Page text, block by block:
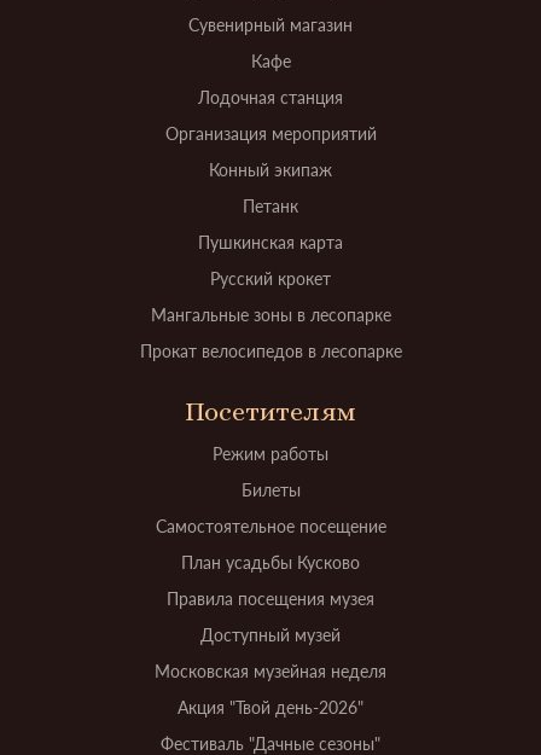
Сувенирный магазин
Кафе
Лодочная станция
Организация мероприятий
Конный экипаж
Петанк
Пушкинская карта
Русский крокет
Мангальные зоны в лесопарке
Прокат велосипедов в лесопарке
Посетителям
Режим работы
Билеты
Самостоятельное посещение
План усадьбы Кусково
Правила посещения музея
Доступный музей
Московская музейная неделя
Акция "Твой день-2026"
Фестиваль "Дачные сезоны"